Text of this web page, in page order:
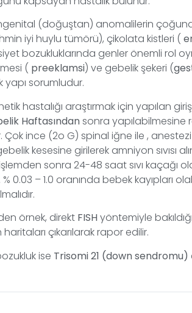
(doğuştan) anomalilerin
iyi huylu tümörü), çikolata kistleri (
bozukluklarında genler önemli rol
( preeklamsi) ve gebelik şekeri (
yapı sorumludur.
hastalığı araştırmak için yapılan
Haftasındansonra yapılabilmesine
Çok ince (2o G) spinal iğne ile ,
kesesine girilerek amniyon sıvısı
sonra 24-48 saat sıvı kaçağı
0.03 – 1.0 oranında bebek kayıpları
örnek, direkt FISHyöntemiyle
çıkarılarak rapor edilir.
ise Trisomi 21 (down sendromu)